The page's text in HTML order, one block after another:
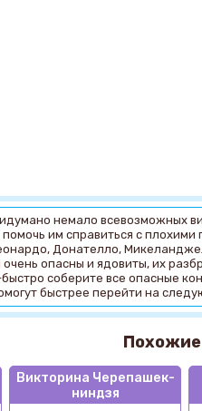
немало всевозможных
им справиться с
Донателло,
опасны и ядовиты, их
соберите все опасные
быстрее перейти на
Викторина Черепашек-
ниндзя